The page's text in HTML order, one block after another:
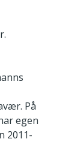
På
egen
2011-